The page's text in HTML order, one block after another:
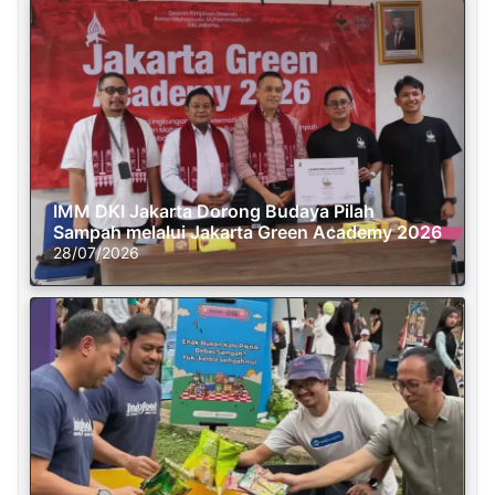
IMM DKI Jakarta Dorong Budaya Pilah
Sampah melalui Jakarta Green Academy 2026
28/07/2026